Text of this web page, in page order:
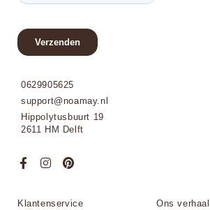
0629905625
support@noamay.nl
Hippolytusbuurt 19
2611 HM Delft
Klantenservice Ons verhaal